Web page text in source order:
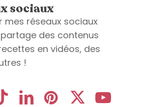
sociaux
mes réseaux sociaux
des contenus
en vidéos, des
!